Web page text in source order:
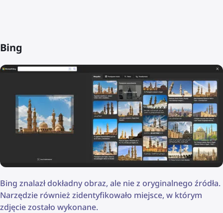
Bing
Bing znalazł dokładny obraz, ale nie z oryginalnego źródła.
Narzędzie również zidentyfikowało miejsce, w którym
zdjęcie zostało wykonane.